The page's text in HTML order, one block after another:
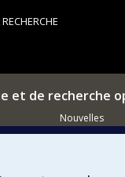
et de recherche
Nouvelles